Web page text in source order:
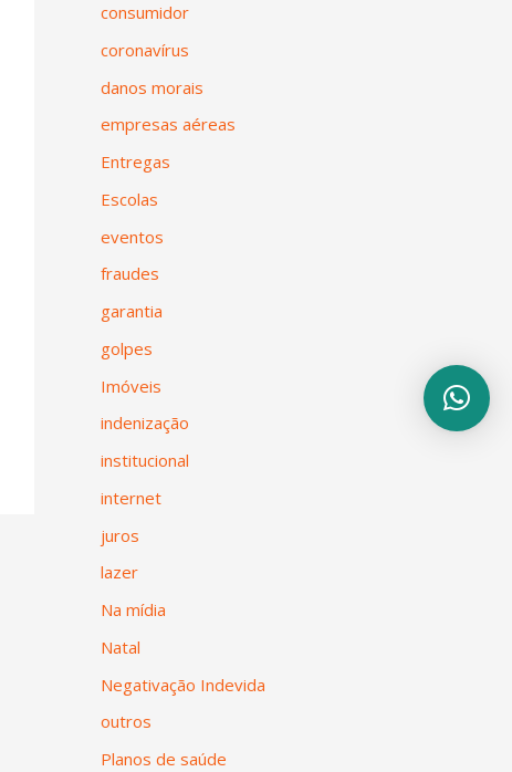
consumidor
coronavírus
danos morais
empresas aéreas
Entregas
Escolas
eventos
fraudes
garantia
golpes
Imóveis
indenização
institucional
internet
juros
lazer
Na mídia
Natal
Negativação Indevida
outros
Planos de saúde